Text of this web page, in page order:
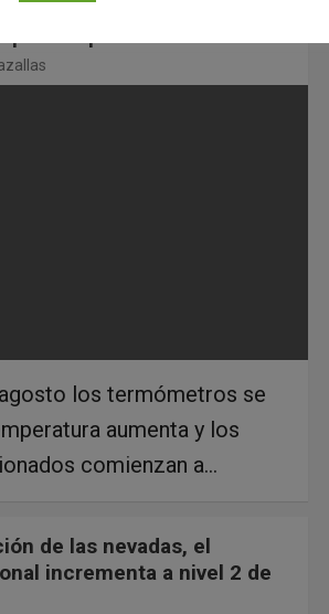
los termómetros se
aumenta y los
comienzan a…
de las nevadas, el
incrementa a nivel 2 de